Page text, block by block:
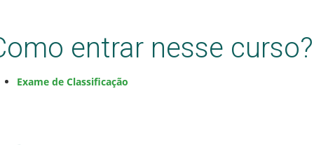
entrar nesse curso?
Exame de Classificação